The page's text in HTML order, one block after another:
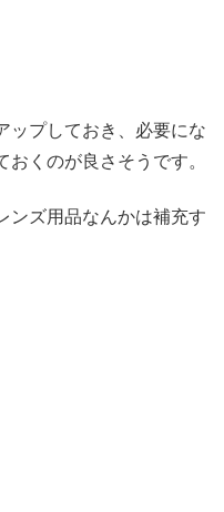
ップしておき、必要にな
くのが良さそうです。
ンズ用品なんかは補充す